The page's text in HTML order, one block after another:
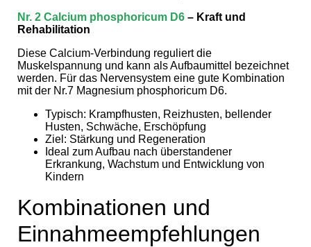
Nr. 2 Calcium phosphoricum D6 – Kraft und
Rehabilitation
Diese Calcium-Verbindung reguliert die
Muskelspannung und kann als Aufbaumittel bezeichnet
werden. Für das Nervensystem eine gute Kombination
mit der Nr.7 Magnesium phosphoricum D6.
Typisch: Krampfhusten, Reizhusten, bellender
Husten, Schwäche, Erschöpfung
Ziel: Stärkung und Regeneration
Ideal zum Aufbau nach überstandener
Erkrankung, Wachstum und Entwicklung von
Kindern
Kombinationen und
Einnahmeempfehlungen